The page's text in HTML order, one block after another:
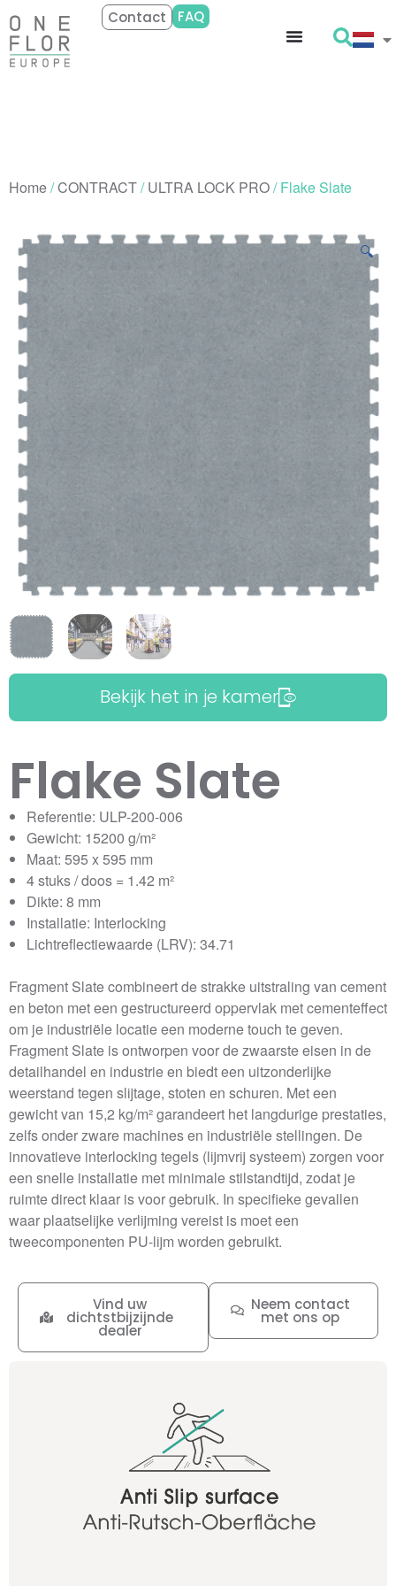
Contact FAQ
Home/CONTRACT/ULTRA LOCK PRO/ Flake Slate
🔍
Bekijk het in je kamer
Flake Slate
Referentie: ULP-200-006
Gewicht: 15200 g/m²
Maat: 595 x 595 mm
4 stuks / doos = 1.42 m²
Dikte: 8 mm
Installatie: Interlocking
Lichtreflectiewaarde (LRV): 34.71
Fragment Slate combineert de strakke uitstraling van cement
en beton met een gestructureerd oppervlak met cementeffect
om je industriële locatie een moderne touch te geven.
Fragment Slate is ontworpen voor de zwaarste eisen in de
detailhandel en industrie en biedt een uitzonderlijke
weerstand tegen slijtage, stoten en schuren. Met een
gewicht van 15,2 kg/m² garandeert het langdurige prestaties,
zelfs onder zware machines en industriële stellingen. De
innovatieve interlocking tegels (lijmvrij systeem) zorgen voor
een snelle installatie met minimale stilstandtijd, zodat je
ruimte direct klaar is voor gebruik. In specifieke gevallen
waar plaatselijke verlijming vereist is moet een
tweecomponenten PU-lijm worden gebruikt.
Neem contact
met ons op
Vind uw
dichtstbijzijnde
dealer